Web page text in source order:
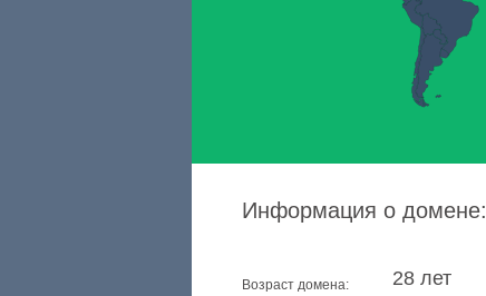
Информация о домене:
Возраст домена: 28 лет